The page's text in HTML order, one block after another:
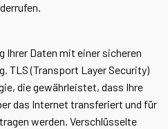
Ihrer Daten mit einer sicheren
TLS (Transport Layer Security)
die gewährleistet, dass Ihre
das Internet transferiert und für
werden. Verschlüsselte